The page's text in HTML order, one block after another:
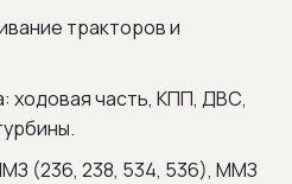
тракторов и
ходовая часть, КПП, ДВС,
(236, 238, 534, 536), ММЗ